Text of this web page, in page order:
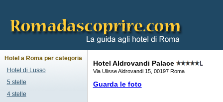
Hotel Aldrovandi Palace
Via Ulisse Aldrovandi 15, 00197 Roma
Guarda le foto
Hotel a Roma per categoria
Hotel di Lusso
5 stelle
4 stelle